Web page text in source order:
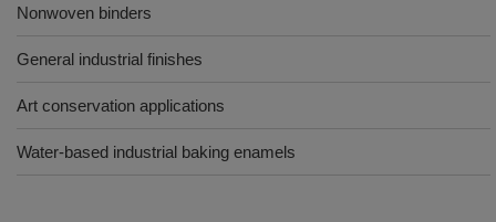
Nonwoven binders
General industrial finishes
Art conservation applications
Water-based industrial baking enamels